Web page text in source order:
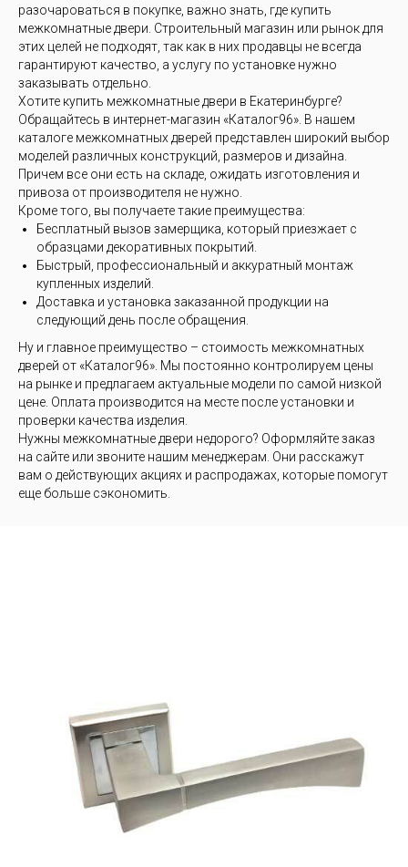
разочароваться в покупке, важно знать, где купить
межкомнатные двери. Строительный магазин или рынок для
этих целей не подходят, так как в них продавцы не всегда
гарантируют качество, а услугу по установке нужно
заказывать отдельно.
Хотите купить межкомнатные двери в Екатеринбурге?
Обращайтесь в интернет-магазин «Каталог96». В нашем
каталоге межкомнатных дверей представлен широкий выбор
моделей различных конструкций, размеров и дизайна.
Причем все они есть на складе, ожидать изготовления и
привоза от производителя не нужно.
Кроме того, вы получаете такие преимущества:
Бесплатный вызов замерщика, который приезжает с
образцами декоративных покрытий.
Быстрый, профессиональный и аккуратный монтаж
купленных изделий.
Доставка и установка заказанной продукции на
следующий день после обращения.
Ну и главное преимущество – стоимость межкомнатных
дверей от «Каталог96». Мы постоянно контролируем цены
на рынке и предлагаем актуальные модели по самой низкой
цене. Оплата производится на месте после установки и
проверки качества изделия.
Нужны межкомнатные двери недорого? Оформляйте заказ
на сайте или звоните нашим менеджерам. Они расскажут
вам о действующих акциях и распродажах, которые помогут
еще больше сэкономить.